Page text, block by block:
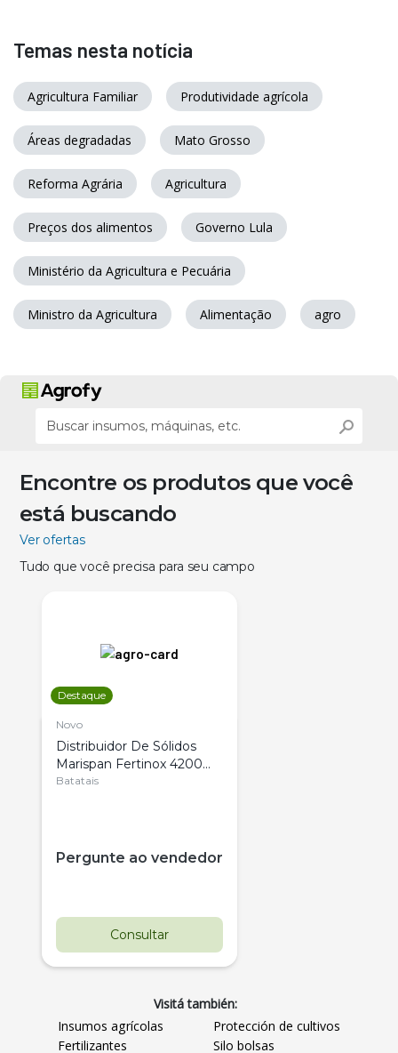
Temas nesta notícia
Agricultura Familiar Produtividade agrícola
Áreas degradadas Mato Grosso
Reforma Agrária Agricultura
Preços dos alimentos Governo Lula
Ministério da Agricultura e Pecuária
Ministro da Agricultura Alimentação agro
Encontre os produtos que você
está buscando
Ver ofertas
Tudo que você precisa para seu campo
Destaque
Novo
Distribuidor De Sólidos
Marispan Fertinox 4200
Citrus
Batatais
Pergunte ao vendedor
Consultar
Visitá también:
Insumos agrícolas
Protección de cultivos
Fertilizantes
Silo bolsas